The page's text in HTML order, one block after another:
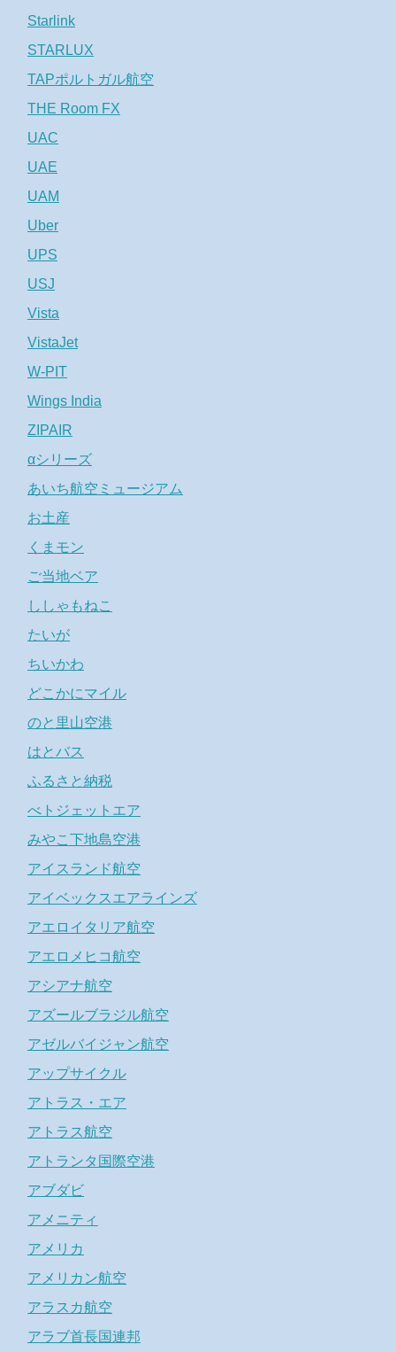
Starlink
STARLUX
TAPポルトガル航空
THE Room FX
UAC
UAE
UAM
Uber
UPS
USJ
Vista
VistaJet
W-PIT
Wings India
ZIPAIR
αシリーズ
あいち航空ミュージアム
お土産
くまモン
ご当地ベア
ししゃもねこ
たいが
ちいかわ
どこかにマイル
のと里山空港
はとバス
ふるさと納税
べトジェットエア
みやこ下地島空港
アイスランド航空
アイベックスエアラインズ
アエロイタリア航空
アエロメヒコ航空
アシアナ航空
アズールブラジル航空
アゼルバイジャン航空
アップサイクル
アトラス・エア
アトラス航空
アトランタ国際空港
アブダビ
アメニティ
アメリカ
アメリカン航空
アラスカ航空
アラブ首長国連邦